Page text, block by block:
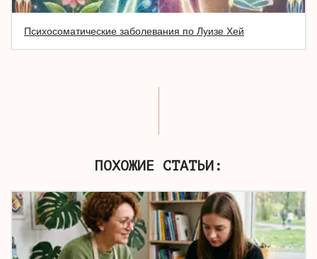
Психосоматические заболевания по Луизе Хей
ПОХОЖИЕ СТАТЬИ: